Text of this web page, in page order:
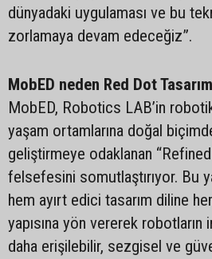
dünyadaki uygulaması ve bu
zorlamaya devam edeceğiz”.
MobED neden Red Dot
MobED, Robotics LAB’in
yaşam ortamlarına doğal
geliştirmeye odaklanan
felsefesini somutlaştırıyor. Bu
hem ayırt edici tasarım diline
yapısına yön vererek robotların
daha erişilebilir, sezgisel ve